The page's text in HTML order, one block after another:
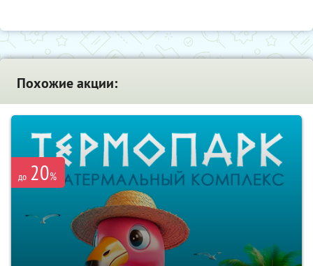
Похожие акции:
до 20%